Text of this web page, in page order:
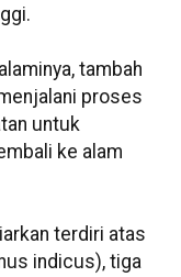
tambah
proses
untuk
ke alam
terdiri atas
indicus), tiga